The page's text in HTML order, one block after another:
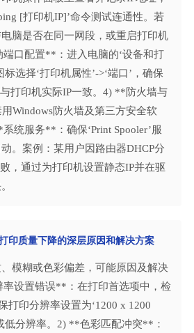
[打印机IP]’命令测试连通性。若
脑是否在同一网段，或重启打印机
口配置**：进入电脑的‘设备和打
选择‘打印机属性’->‘端口’，确保
打印机实际IP一致。4) **防火墙与
Windows防火墙及第三方安全软
统服务**：确保‘Print Spooler’服
。案例：某用户因路由器DHCP分
，通过为打印机设置静态IP并在驱
印质量下降的深层原因和解决方案
模糊或色彩偏差，可能原因及解决
设置错误**：在打印首选项中，检
打印分辨率设置为‘1200 x 1200
低分辨率。2) **色彩匹配冲突**：